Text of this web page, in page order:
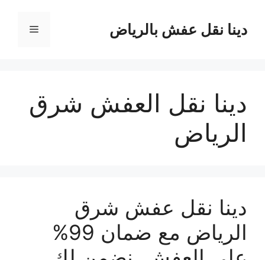
المحتوىدينا نقل عفش بالرياض القائمة
دينا نقل العفش شرق
الرياض
دينا نقل عفش شرق
الرياض مع ضمان 99%